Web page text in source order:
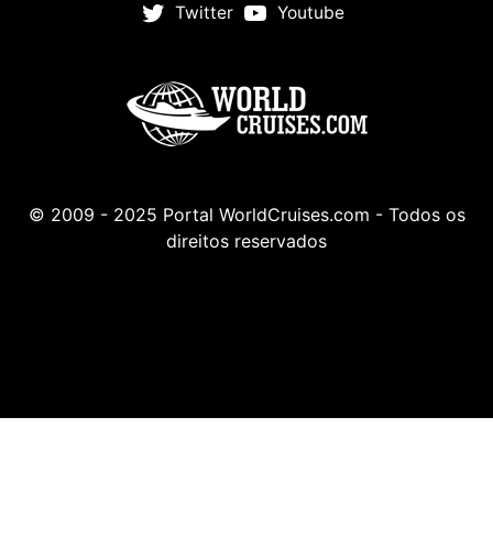
Twitter
Youtube
© 2009 - 2025 Portal WorldCruises.com - Todos os
direitos reservados